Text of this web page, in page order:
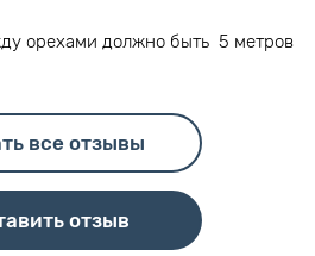
орехами должно быть 5 метров
все отзывы
отзыв